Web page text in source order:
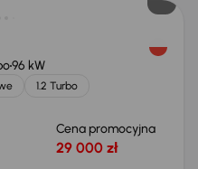
96 kW
1.2 Turbo
Cena promocyjna
29 000 zł